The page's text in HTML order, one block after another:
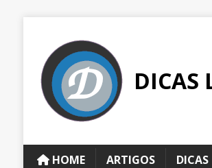
DICAS
HOME ARTIGOS DICAS